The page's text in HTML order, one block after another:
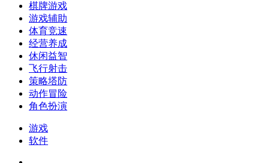
棋牌游戏
游戏辅助
体育竞速
经营养成
休闲益智
飞行射击
策略塔防
动作冒险
角色扮演
游戏
软件